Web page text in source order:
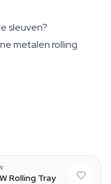
sleuven?
metalen rolling
Rolling Tray